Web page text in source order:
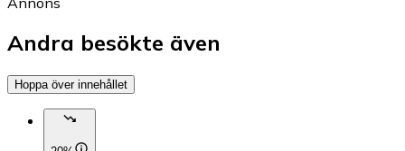
Andra besökte även
Hoppa över innehållet